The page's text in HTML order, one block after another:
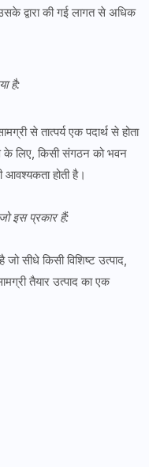
द्वारा की गई लागत से अधिक
है:
से तात्पर्य एक पदार्थ से होता
के लिए, किसी संगठन को भवन
आवश्यकता होती है।
जो इस प्रकार हैं:
जो सीधे किसी विशिष्ट उत्पाद,
तैयार उत्पाद का एक